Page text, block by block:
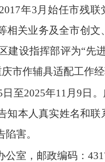
年3月始任市残
相关业务及全市创
建设指挥部评为“先
市作辅具适配工作经
至2025年11月9日
知本人真实姓名和
害。
室，邮政编码：